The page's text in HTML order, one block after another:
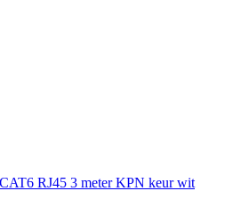
RJ45 3 meter KPN keur wit